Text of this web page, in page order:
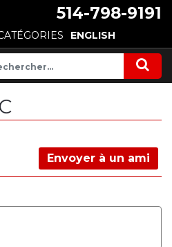
514-798-9191
ENGLISH
Envoyer à un ami